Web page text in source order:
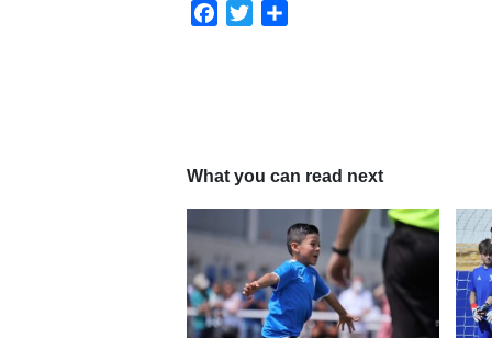
Facebook
Twitter
What you can read next